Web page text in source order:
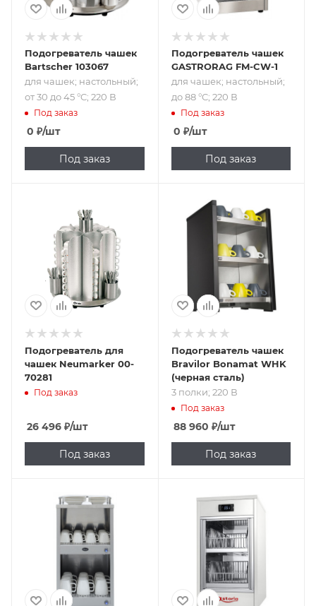
Подогреватель чашек
Bartscher 103067
для чашек; настольный;
от 30 до 45 °C; 220 В
Под заказ
0 ₽/шт
Под заказ
Подогреватель чашек
GASTRORAG FM-CW-1
для чашек; настольный;
до 88 °C; 220 В
Под заказ
0 ₽/шт
Под заказ
Подогреватель для
чашек Neumarker 00-
70281
Под заказ
26 496 ₽/шт
Под заказ
Подпись к товару
3 полки; 220 В
Подогреватель чашек
Bravilor Bonamat WHK
(черная сталь)
3 полки; 220 В
Под заказ
88 960 ₽/шт
Под заказ
Подпись к товару
для чашек;
настольный; 220 В
Подпись к товару
от 50 до 90 °C; 220
В; 0.7 кВт